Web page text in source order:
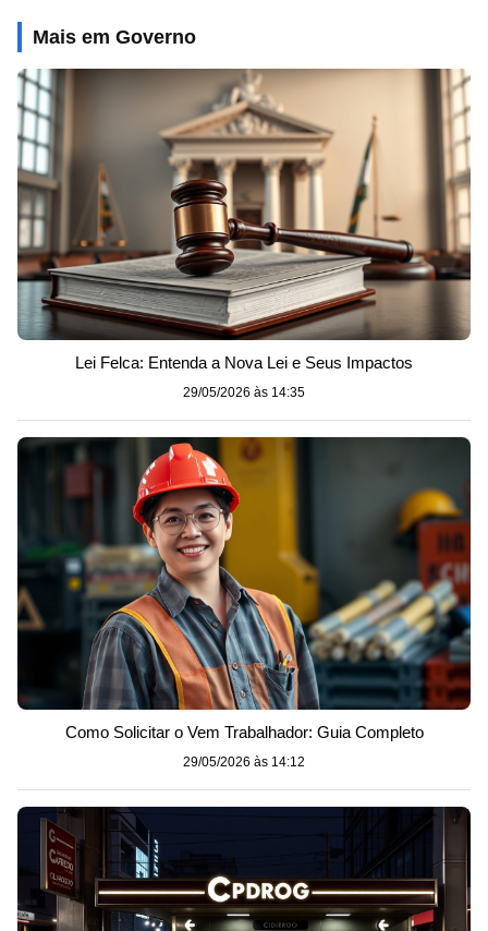
Mais em Governo
Lei Felca: Entenda a Nova Lei e Seus Impactos
29/05/2026 às 14:35
Como Solicitar o Vem Trabalhador: Guia Completo
29/05/2026 às 14:12